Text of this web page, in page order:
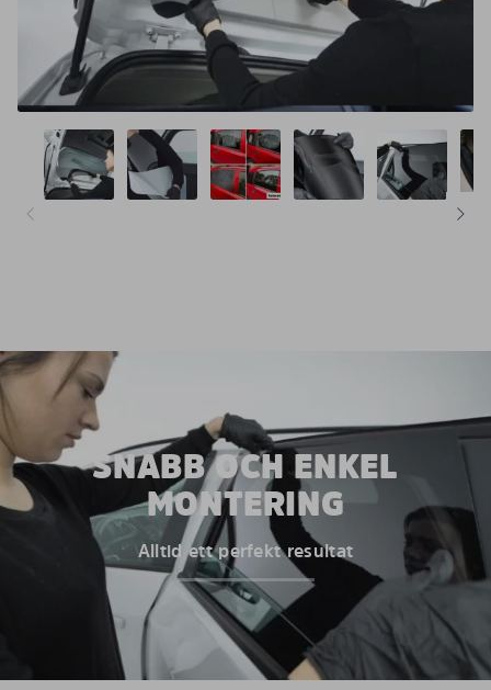
SNABB OCH ENKEL
MONTERING
Alltid ett perfekt resultat